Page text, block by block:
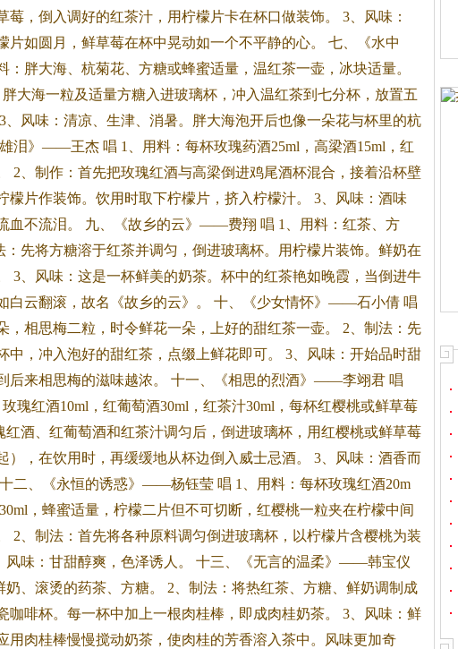
莓，倒入调好的红茶汁，用柠檬片卡在杯口做装饰。 3、风味：
片如圆月，鲜草莓在杯中晃动如一个不平静的心。 七、《水中
胖大海、杭菊花、方糖或蜂蜜适量，温红茶一壶，冰块适量。
大海一粒及适量方糖入进玻璃杯，冲入温红茶到七分杯，放置五
、风味：清凉、生津、消暑。胖大海泡开后也像一朵花与杯里的杭
泪》——王杰 唱 1、用料：每杯玫瑰药酒25ml，高梁酒15ml，红
2、制作：首先把玫瑰红酒与高梁倒进鸡尾酒杯混合，接着沿杯壁
檬片作装饰。饮用时取下柠檬片，挤入柠檬汁。 3、风味：酒味
血不流泪。 九、《故乡的云》——费翔 唱 1、用料：红茶、方
：先将方糖溶于红茶并调匀，倒进玻璃杯。用柠檬片装饰。鲜奶在
3、风味：这是一杯鲜美的奶茶。杯中的红茶艳如晚霞，当倒进牛
白云翻滚，故名《故乡的云》。 十、《少女情怀》——石小倩 唱
，相思梅二粒，时令鲜花一朵，上好的甜红茶一壶。 2、制法：先
中，冲入泡好的甜红茶，点缀上鲜花即可。 3、风味：开始品时甜
后来相思梅的滋味越浓。 十一、《相思的烈酒》——李翊君 唱
瑰红酒10ml，红葡萄酒30ml，红茶汁30ml，每杯红樱桃或鲜草莓
红酒、红葡萄酒和红茶汁调匀后，倒进玻璃杯，用红樱桃或鲜草莓
），在饮用时，再缓缓地从杯边倒入威士忌酒。 3、风味：酒香而
二、《永恒的诱惑》——杨钰莹 唱 1、用料：每杯玫瑰红酒20m
，蜂蜜适量，柠檬二片但不可切断，红樱桃一粒夹在柠檬中间
2、制法：首先将各种原料调匀倒进玻璃杯，以柠檬片含樱桃为装
风味：甘甜醇爽，色泽诱人。 十三、《无言的温柔》——韩宝仪
奶、滚烫的药茶、方糖。 2、制法：将热红茶、方糖、鲜奶调制成
咖啡杯。每一杯中加上一根肉桂棒，即成肉桂奶茶。 3、风味：鲜
用肉桂棒慢慢搅动奶茶，使肉桂的芳香溶入茶中。风味更加奇